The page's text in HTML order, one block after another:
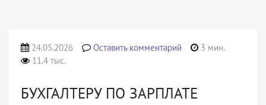
24.05.2026 Оставить комментарий
3 мин.
11.4 тыс.
БУХГАЛТЕРУ ПО ЗАРПЛАТЕ